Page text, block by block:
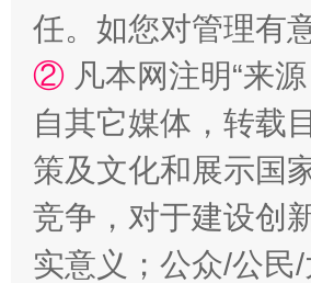
任。如您对管理有
② 凡本网注明“来
自其它媒体，转载
策及文化和展示国
竞争，对于建设创
实意义；公众/公民